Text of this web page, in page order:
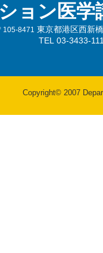
ョン医学
105-8471
東京都港区西新
TEL 03-3433-
Copyright© 2007